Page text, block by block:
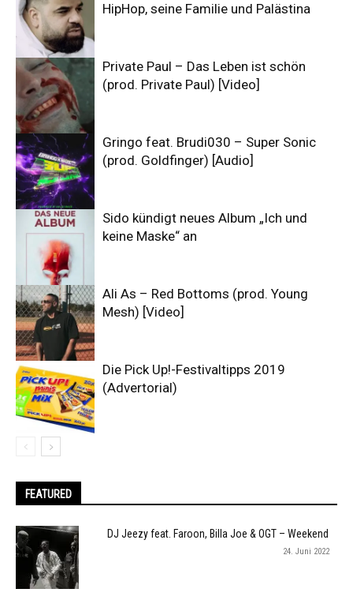
HipHop, seine Familie und Palästina
Private Paul – Das Leben ist schön
(prod. Private Paul) [Video]
Gringo feat. Brudi030 – Super Sonic
(prod. Goldfinger) [Audio]
Sido kündigt neues Album „Ich und
keine Maske“ an
Ali As – Red Bottoms (prod. Young
Mesh) [Video]
Die Pick Up!-Festivaltipps 2019
(Advertorial)
FEATURED
DJ Jeezy feat. Faroon, Billa Joe & OGT – Weekend
24. Juni 2022